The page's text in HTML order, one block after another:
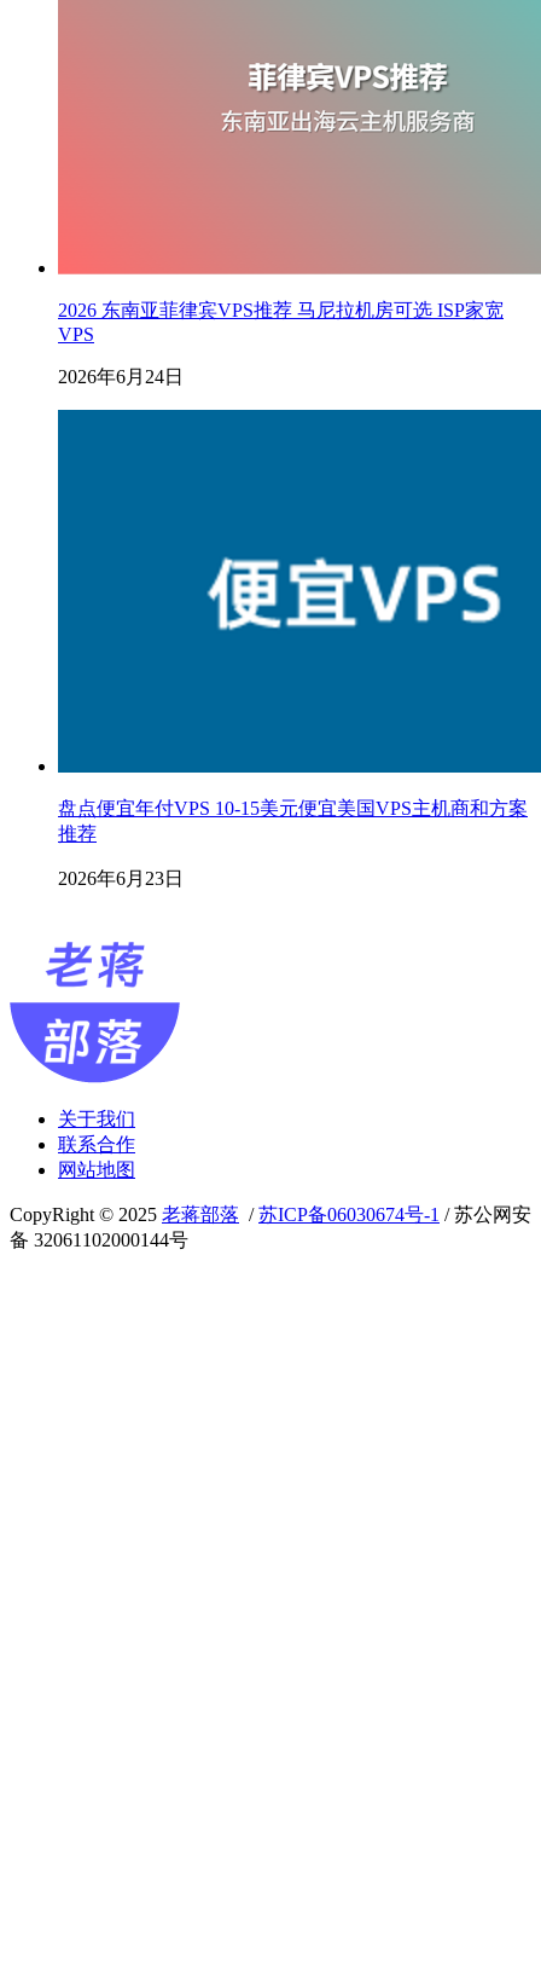
2026 东南亚菲律宾VPS推荐 马尼拉机房可选 ISP家宽
VPS
2026年6月24日
盘点便宜年付VPS 10-15美元便宜美国VPS主机商和方案
推荐
2026年6月23日
关于我们
联系合作
网站地图
CopyRight © 2025 老蒋部落 /苏ICP备06030674号-1 / 苏公网安
备 32061102000144号